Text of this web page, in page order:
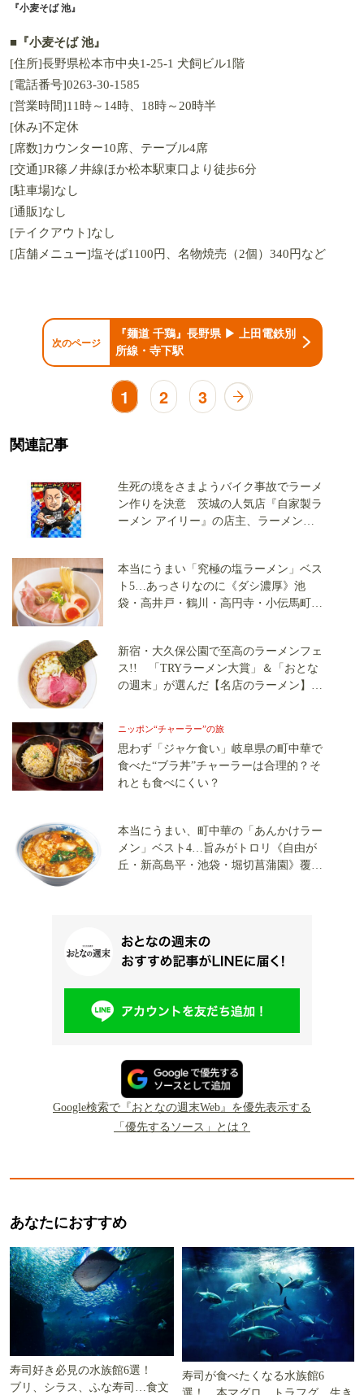
『小麦そば 池』
■『小麦そば 池』
[住所]長野県松本市中央1-25-1 犬飼ビル1階
[電話番号]0263-30-1585
[営業時間]11時～14時、18時～20時半
[休み]不定休
[席数]カウンター10席、テーブル4席
[交通]JR篠ノ井線ほか松本駅東口より徒歩6分
[駐車場]なし
[通販]なし
[テイクアウト]なし
[店舗メニュー]塩そば1100円、名物焼売（2個）340円など
次のページ
『麺道 千鶏』長野県 ▶ 上田電鉄別
所線・寺下駅
1 2 3
関連記事
生死の境をさまようバイク事故でラーメ
ン作りを決意 茨城の人気店『自家製ラ
ーメン アイリー』の店主、ラーメンに
本当にうまい「究極の塩ラーメン」ベス
ト5…あっさりなのに《ダシ濃厚》池
袋・高井戸・鶴川・高円寺・小伝馬町で
新宿・大久保公園で至高のラーメンフェ
ス!! 「TRYラーメン大賞」＆「おとな
の週末」が選んだ【名店のラーメン】が
ニッポン“チャーラー”の旅
思わず「ジャケ食い」岐阜県の町中華で
食べた“ブラ丼”チャーラーは合理的？そ
れとも食べにくい？
本当にうまい、町中華の「あんかけラー
メン」ベスト4…旨みがトロリ《自由が
丘・新高島平・池袋・堀切菖蒲園》覆面
Google検索で『おとなの週末Web』を優先表示する
「優先するソース」とは？
あなたにおすすめ
寿司好き必見の水族館6選！
ブリ、シラス、ふな寿司…食文
寿司が食べたくなる水族館6